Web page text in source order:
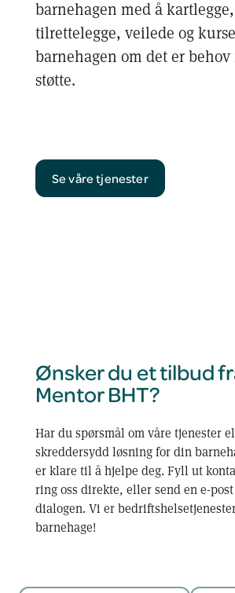
barnehagen med å kartlegge,
tilrettelegge, veilede og kurse
barnehagen om det er behov
støtte.
Se våre tjenester
Ønsker du et tilbud
Mentor BHT?
Har du spørsmål om våre tjenester
skreddersydd løsning for din
er klare til å hjelpe deg. Fyll ut
ring oss direkte, eller send en e-
dialogen. Vi er
barnehage!